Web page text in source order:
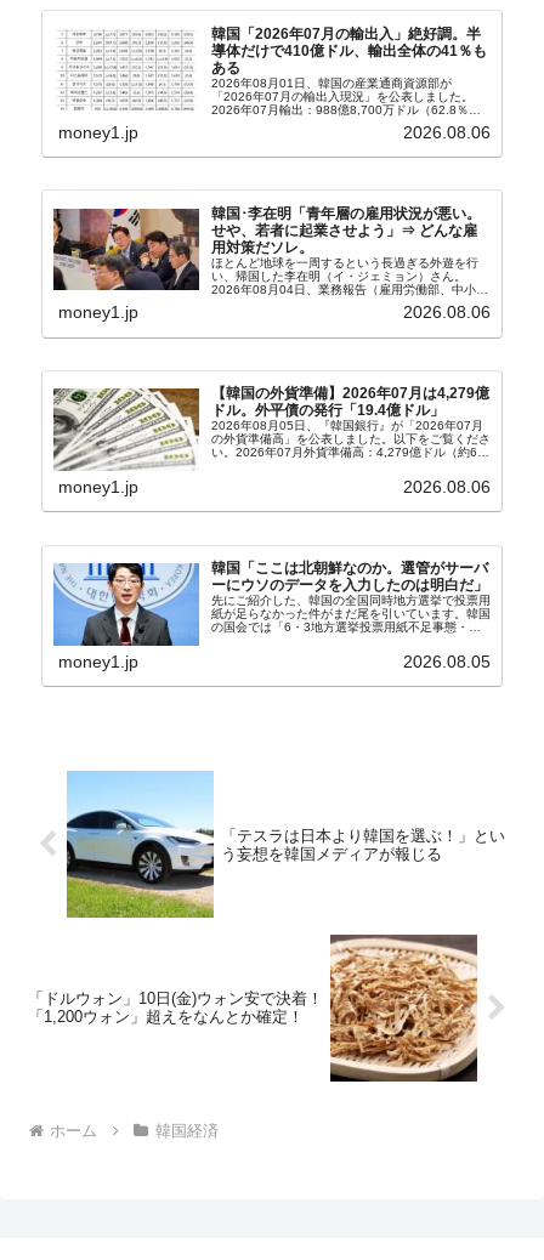
韓国「2026年07月の輸出入」絶好調。半
導体だけで410億ドル、輸出全体の41％も
ある
2026年08月01日、韓国の産業通商資源部が
「2026年07月の輸出入現況」を公表しました。
2026年07月輸出：988億8,700万ドル（62.8％）
money1.jp 2026.08.06
韓国･李在明「青年層の雇用状況が悪い。
せや、若者に起業させよう」⇒ どんな雇
用対策だソレ。
ほとんど地球を一周するという長過ぎる外遊を行
い、帰国した李在明（イ・ジェミョン）さん。
2026年08月04日、業務報告（雇用労働部、中小ベ
上、韓国大統領に成りおおせた李在明（イ・ジェミ
money1.jp 2026.08.06
【韓国の外貨準備】2026年07月は4,279億
ドル。外平債の発行「19.4億ドル」
2026年08月05日、『韓国銀行』が「2026年07月
の外貨準備高」を公表しました。以下をご覧くださ
い。2026年07月外貨準備高：4,279億ドル（約67
money1.jp 2026.08.06
韓国「ここは北朝鮮なのか。選管がサーバ
ーにウソのデータを入力したのは明白だ」
先にご紹介した、韓国の全国同時地方選挙で投票用
紙が足らなかった件がまだ尾を引いています。韓国
の国会では「6・3地方選挙投票用紙不足事態・国
す。『国民の力』の朱晋佑（チュ・ジヌ）議員はそ
money1.jp 2026.08.05
「テスラは日本より韓国を選ぶ！」とい
う妄想を韓国メディアが報じる
「ドルウォン」10日(金)ウォン安で決着！
「1,200ウォン」超えをなんとか確定！
ホーム 韓国経済